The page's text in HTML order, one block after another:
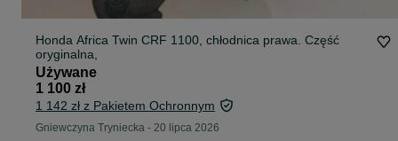
Honda Africa Twin CRF 1100, chłodnica prawa. Część
oryginalna,
Używane
1 100 zł
1 142 zł z Pakietem Ochronnym
Gniewczyna Tryniecka - 20 lipca 2026